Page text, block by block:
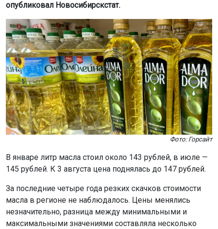
опубликовал Новосибирскстат.
Фото: Горсайт
В январе литр масла стоил около 143 рублей, в июле —
145 рублей. К 3 августа цена поднялась до 147 рублей.
За последние четыре года резких скачков стоимости
масла в регионе не наблюдалось. Цены менялись
незначительно, разница между минимальными и
максимальными значениями составляла несколько